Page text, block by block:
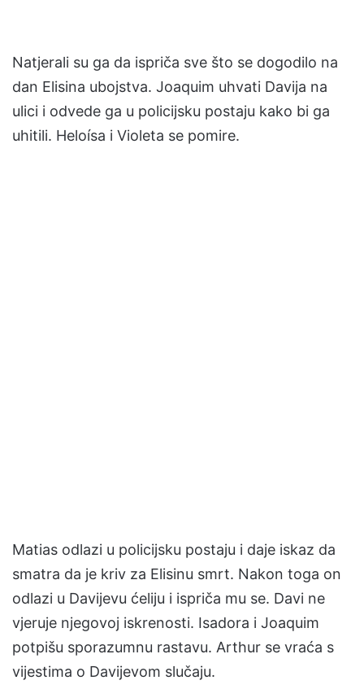
Natjerali su ga da ispriča sve što se dogodilo na
dan Elisina ubojstva. Joaquim uhvati Davija na
ulici i odvede ga u policijsku postaju kako bi ga
uhitili. Heloísa i Violeta se pomire.
Matias odlazi u policijsku postaju i daje iskaz da
smatra da je kriv za Elisinu smrt. Nakon toga on
odlazi u Davijevu ćeliju i ispriča mu se. Davi ne
vjeruje njegovoj iskrenosti. Isadora i Joaquim
potpišu sporazumnu rastavu. Arthur se vraća s
vijestima o Davijevom slučaju.